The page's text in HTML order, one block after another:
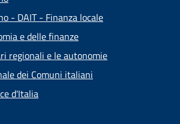
- DAIT - Finanza locale
e delle finanze
regionali e le autonomie
dei Comuni italiani
d'Italia